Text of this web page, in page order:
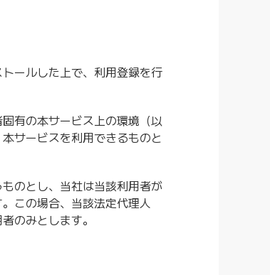
ールした上で、利用登録を行
有の本サービス上の環境（以
サービスを利用できるものと
のとし、当社は当該利用者が
この場合、当該法定代理人
のみとします。